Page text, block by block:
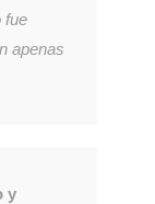
fue
apenas
y